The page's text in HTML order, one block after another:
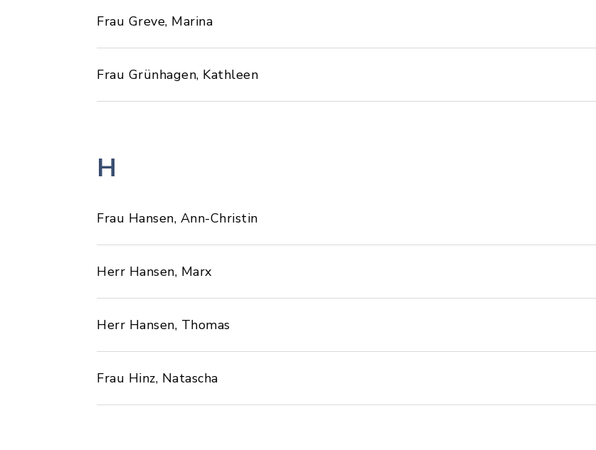
Frau Greve, Marina
Frau Grünhagen, Kathleen
H
Frau Hansen, Ann-Christin
Herr Hansen, Marx
Herr Hansen, Thomas
Frau Hinz, Natascha